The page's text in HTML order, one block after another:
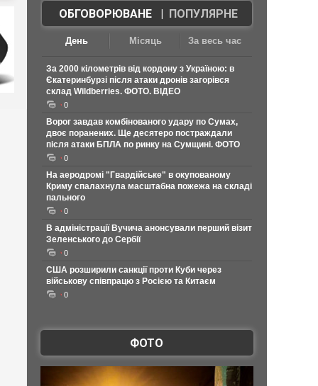
ОБГОВОРЮВАНЕ| ПОПУЛЯРНЕ
День Місяць За весь час
За 2000 кілометрів від кордону з Україною: в
Єкатеринбурзі після атаки дронів загорівся
склад Wildberries. ФОТО. ВІДЕО
0
Ворог завдав комбінованого удару по Сумах,
двоє поранених. Ще десятеро постраждали
після атаки БПЛА по ринку на Сумщині. ФОТО
0
На аеродромі "Гвардійське" в окупованому
Криму спалахнула масштабна пожежа на складі
пального
0
В адміністрації Вучича анонсували перший візит
Зеленського до Сербії
0
США розширили санкції проти Куби через
військову співпрацю з Росією та Китаєм
0
ФОТО